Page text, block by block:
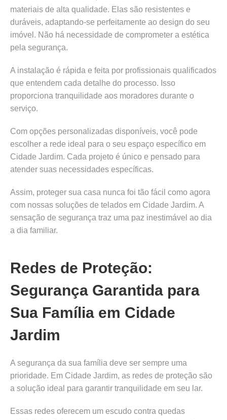
materiais de alta qualidade. Elas são resistentes e
duráveis, adaptando-se perfeitamente ao design do seu
imóvel. Não há necessidade de comprometer a estética
pela segurança.
A instalação é rápida e feita por profissionais qualificados
que entendem cada detalhe do processo. Isso
proporciona tranquilidade aos moradores durante o
serviço.
Com opções personalizadas disponíveis, você pode
escolher a rede ideal para o seu espaço específico em
Cidade Jardim. Cada projeto é único e pensado para
atender suas necessidades específicas.
Assim, proteger sua casa nunca foi tão fácil como agora
com nossas soluções de telados em Cidade Jardim. A
sensação de segurança traz uma paz inestimável ao dia
a dia familiar.
Redes de Proteção:
Segurança Garantida para
Sua Família em Cidade
Jardim
A segurança da sua família deve ser sempre uma
prioridade. Em Cidade Jardim, as redes de proteção são
a solução ideal para garantir tranquilidade em seu lar.
Essas redes oferecem um escudo contra quedas